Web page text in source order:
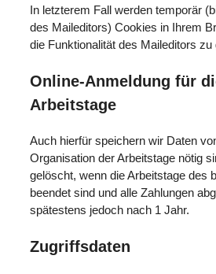
In letzterem Fall werden temporär
des Maileditors) Cookies in Ihrem
die Funktionalität des Maileditors zu
Online-Anmeldung für
Arbeitstage
Auch hierfür speichern wir Daten
Organisation der Arbeitstage nötig
gelöscht, wenn die Arbeitstage des
beendet sind und alle Zahlungen
spätestens jedoch nach 1 Jahr.
Zugriffsdaten